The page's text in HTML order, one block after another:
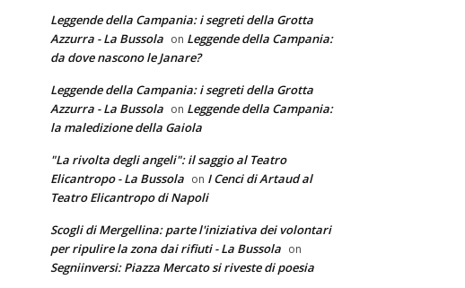
Leggende della Campania: i segreti della Grotta
Azzurra - La Bussola on Leggende della Campania:
da dove nascono le Janare?
Leggende della Campania: i segreti della Grotta
Azzurra - La Bussola on Leggende della Campania:
la maledizione della Gaiola
"La rivolta degli angeli": il saggio al Teatro
Elicantropo - La Bussola on I Cenci di Artaud al
Teatro Elicantropo di Napoli
Scogli di Mergellina: parte l'iniziativa dei volontari
per ripulire la zona dai rifiuti - La Bussola on
Segniinversi: Piazza Mercato si riveste di poesia